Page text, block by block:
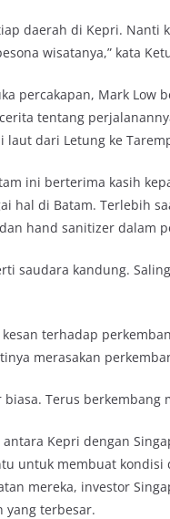
daerah di Kepri.
wisatanya,” kata
percakapan, Mark Low
tentang
dari Letung ke
ini berterima kasih
hal di Batam. Terlebih
hand sanitizer dalam
saudara kandung.
terhadap
merasakan
biasa. Terus berkembang
Kepri dengan
untuk membuat
mereka, investor
yang terbesar.